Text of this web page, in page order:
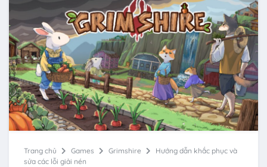
Trang chủ Games Grimshire
Hướng dẫn khắc phục và
sửa các lỗi giải nén